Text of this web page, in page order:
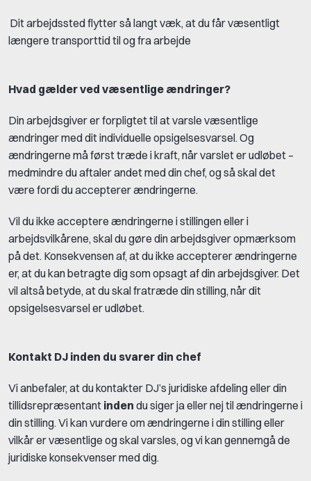
Dit arbejdssted flytter så langt væk, at du får væsentligt
længere transporttid til og fra arbejde
Hvad gælder ved væsentlige ændringer?
Din arbejdsgiver er forpligtet til at varsle væsentlige
ændringer med dit individuelle opsigelsesvarsel. Og
ændringerne må først træde i kraft, når varslet er udløbet –
medmindre du aftaler andet med din chef, og så skal det
være fordi du accepterer ændringerne.
Vil du ikke acceptere ændringerne i stillingen eller i
arbejdsvilkårene, skal du gøre din arbejdsgiver opmærksom
på det. Konsekvensen af, at du ikke accepterer ændringerne
er, at du kan betragte dig som opsagt af din arbejdsgiver. Det
vil altså betyde, at du skal fratræde din stilling, når dit
opsigelsesvarsel er udløbet.
Kontakt DJ inden du svarer din chef
Vi anbefaler, at du kontakter DJ’s juridiske afdeling eller din
tillidsrepræsentant inden du siger ja eller nej til ændringerne i
din stilling. Vi kan vurdere om ændringerne i din stilling eller
vilkår er væsentlige og skal varsles, og vi kan gennemgå de
juridiske konsekvenser med dig.